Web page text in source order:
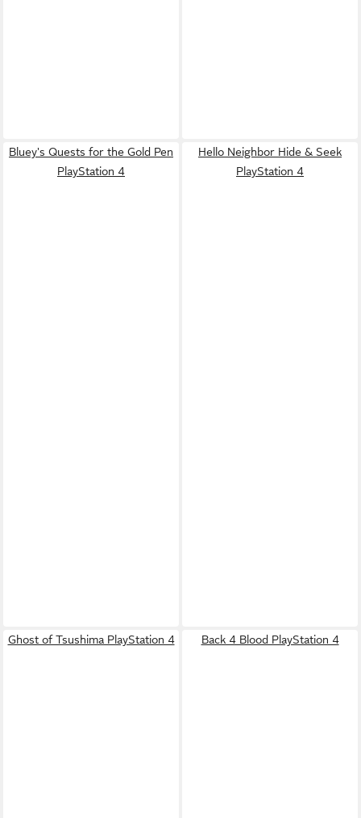
Bluey's Quests for the Gold Pen
PlayStation 4
Hello Neighbor Hide & Seek
PlayStation 4
Ghost of Tsushima PlayStation 4 Back 4 Blood PlayStation 4